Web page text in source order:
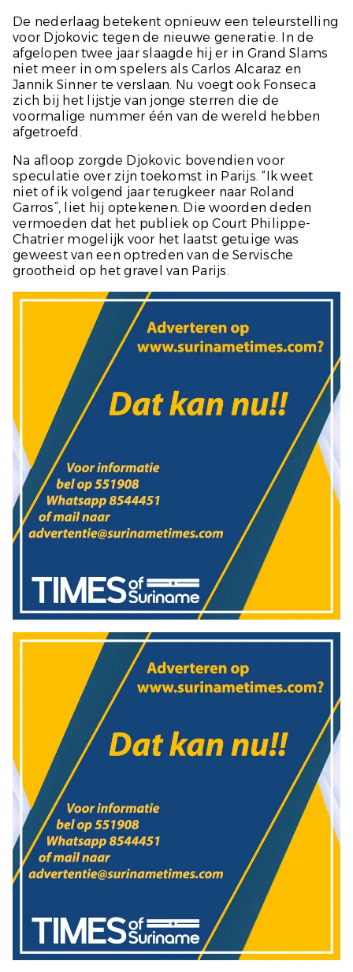
De nederlaag betekent opnieuw een teleurstelling
voor Djokovic tegen de nieuwe generatie. In de
afgelopen twee jaar slaagde hij er in Grand Slams
niet meer in om spelers als Carlos Alcaraz en
Jannik Sinner te verslaan. Nu voegt ook Fonseca
zich bij het lijstje van jonge sterren die de
voormalige nummer één van de wereld hebben
afgetroefd.
Na afloop zorgde Djokovic bovendien voor
speculatie over zijn toekomst in Parijs. “Ik weet
niet of ik volgend jaar terugkeer naar Roland
Garros”, liet hij optekenen. Die woorden deden
vermoeden dat het publiek op Court Philippe-
Chatrier mogelijk voor het laatst getuige was
geweest van een optreden van de Servische
grootheid op het gravel van Parijs.